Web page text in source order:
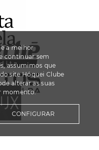
a melhor
continuar sem
assumimos que
site Hóquei Clube
alterar as suas
momento.
CONFIGURAR